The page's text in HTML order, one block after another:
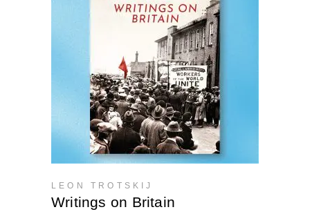
LEON TROTSKIJ
Writings on Britain